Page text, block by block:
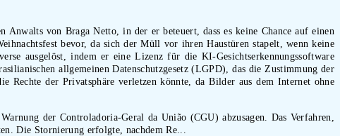
von Braga Netto, in der er beteuert, dass es keine Chance auf einen
bevor, da sich der Müll vor ihren Haustüren stapelt, wenn keine
ausgelöst, indem er eine Lizenz für die KI-Gesichtserkennungssoftware
allgemeinen Datenschutzgesetz (LGPD), das die Zustimmung der
Rechte der Privatsphäre verletzen könnte, da Bilder aus dem Internet ohne
der Controladoria-Geral da União (CGU) abzusagen. Das Verfahren,
Die Stornierung erfolgte, nachdem Re...